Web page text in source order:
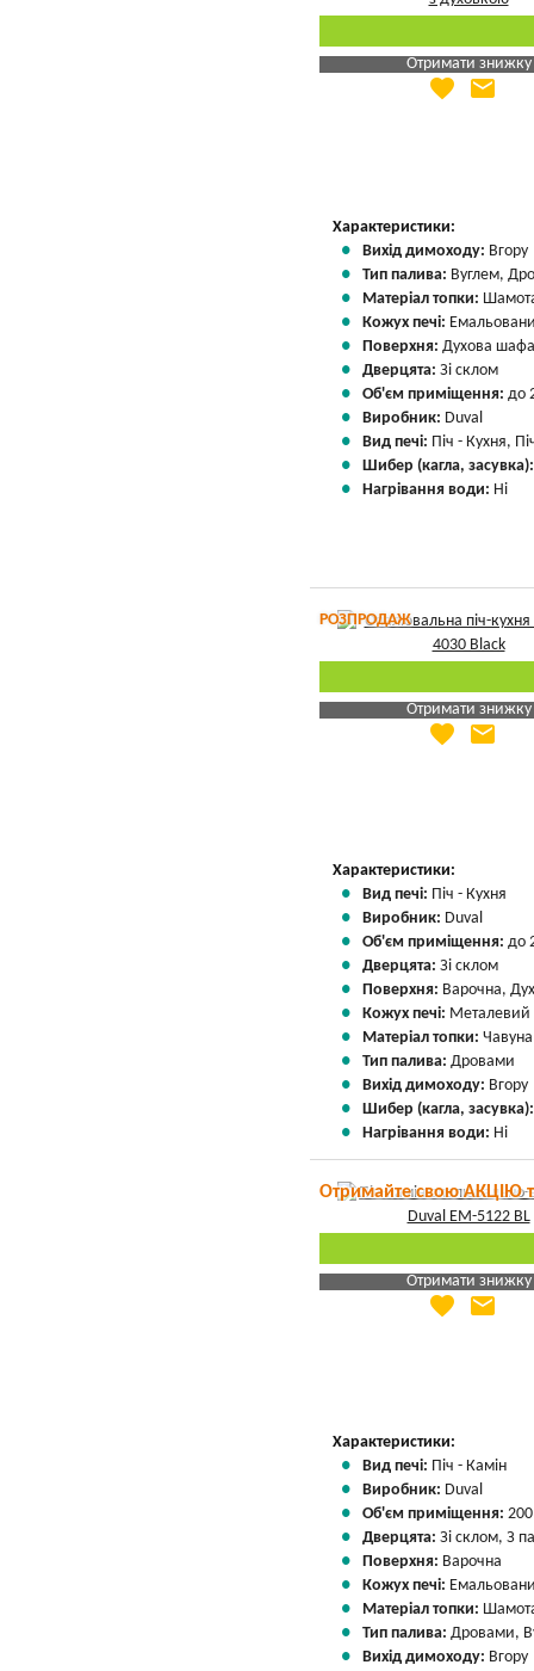
Отримати знижку
Яка Ваша ціна
favorite email
Характеристики:
Вихід димоходу: Вгору
Тип палива: Вуглем,
Матеріал топки:
Кожух печі:
Поверхня: Духова
Дверцята: Зі склом
Об'єм приміщення: до
Виробник: Duval
Вид печі: Піч - Кухня,
Шибер (кагла,
Нагрівання води: Ні
РОЗПРОДАЖ
Отримати знижку
Яка Ваша ціна
favorite email
Характеристики:
Вид печі: Піч - Кухня
Виробник: Duval
Об'єм приміщення: до
Дверцята: Зі склом
Поверхня: Варочна,
Кожух печі: Металевий
Матеріал топки: Чавуна
Тип палива: Дровами
Вихід димоходу: Вгору
Шибер (кагла,
Нагрівання води: Ні
Отримайте свою АКЦІЮ
Отримати знижку
Яка Ваша ціна
favorite email
Характеристики:
Вид печі: Піч - Камін
Виробник: Duval
Об'єм приміщення:
Дверцята: Зі склом, З
Поверхня: Варочна
Кожух печі:
Матеріал топки:
Тип палива: Дровами,
Вихід димоходу: Вгору